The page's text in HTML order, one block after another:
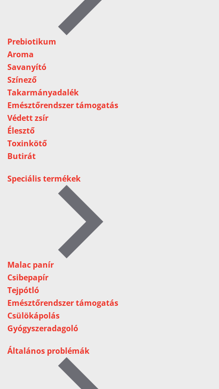
Prebiotikum
Aroma
Savanyító
Színező
Takarmányadalék
Emésztőrendszer támogatás
Védett zsír
Élesztő
Toxinkötő
Butirát
Speciális termékek
Malac panír
Csibepapír
Tejpótló
Emésztőrendszer támogatás
Csülökápolás
Gyógyszeradagoló
Általános problémák